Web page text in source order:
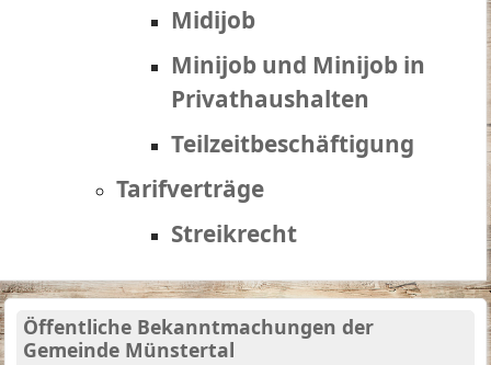
Midijob
Minijob und Minijob in
Privathaushalten
Teilzeitbeschäftigung
Tarifverträge
Streikrecht
Öffentliche Bekanntmachungen der
Gemeinde Münstertal